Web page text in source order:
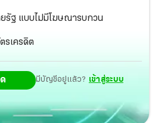
ยรัฐ แบบไม่มีโฆษณารบกวน
รเครดิต
มีบัญชีอยู่แล้ว? เข้าสู่ระบบ